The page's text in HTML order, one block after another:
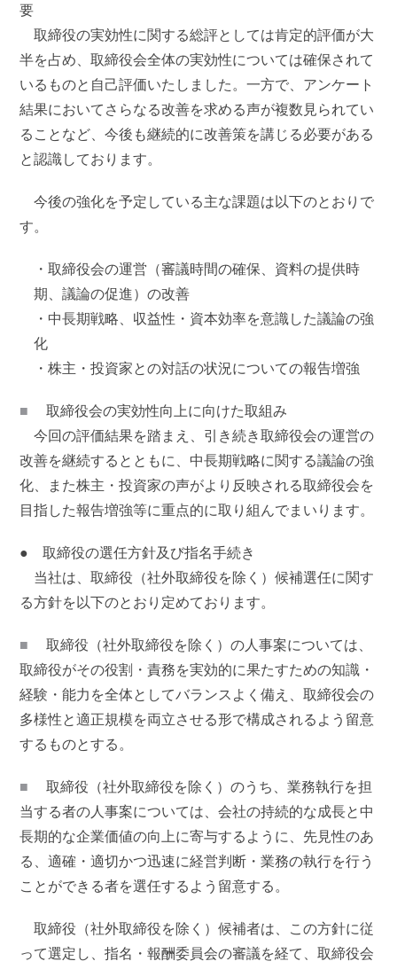
要
取締役の実効性に関する総評としては肯定的評価が大
半を占め、取締役会全体の実効性については確保されて
いるものと自己評価いたしました。一方で、アンケート
結果においてさらなる改善を求める声が複数見られてい
ることなど、今後も継続的に改善策を講じる必要がある
と認識しております。
今後の強化を予定している主な課題は以下のとおりで
す。
・取締役会の運営（審議時間の確保、資料の提供時
期、議論の促進）の改善
・中長期戦略、収益性・資本効率を意識した議論の強
化
・株主・投資家との対話の状況についての報告増強
■ 取締役会の実効性向上に向けた取組み
今回の評価結果を踏まえ、引き続き取締役会の運営の
改善を継続するとともに、中長期戦略に関する議論の強
化、また株主・投資家の声がより反映される取締役会を
目指した報告増強等に重点的に取り組んでまいります。
● 取締役の選任方針及び指名手続き
当社は、取締役（社外取締役を除く）候補選任に関す
る方針を以下のとおり定めております。
■ 取締役（社外取締役を除く）の人事案については、
取締役がその役割・責務を実効的に果たすための知識・
経験・能力を全体としてバランスよく備え、取締役会の
多様性と適正規模を両立させる形で構成されるよう留意
するものとする。
■ 取締役（社外取締役を除く）のうち、業務執行を担
当する者の人事案については、会社の持続的な成長と中
長期的な企業価値の向上に寄与するように、先見性のあ
る、適確・適切かつ迅速に経営判断・業務の執行を行う
ことができる者を選任するよう留意する。
取締役（社外取締役を除く）候補者は、この方針に従
って選定し、指名・報酬委員会の審議を経て、取締役会